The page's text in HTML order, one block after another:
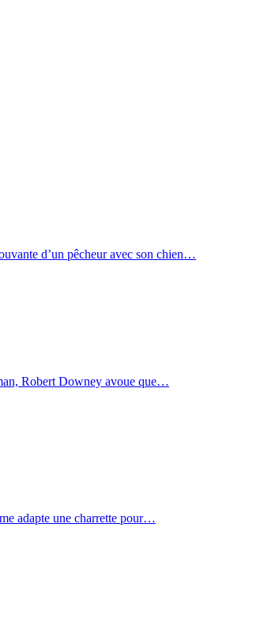
d’un pêcheur avec son chien…
Robert Downey avoue que…
adapte une charrette pour…